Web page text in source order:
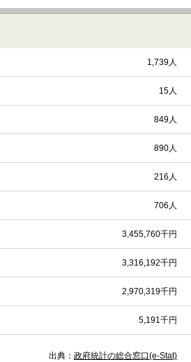
1,739人
15人
849人
890人
216人
706人
3,455,760千円
3,316,192千円
2,970,319千円
5,191千円
出典： 政府統計の総合窓口(e-Stat)